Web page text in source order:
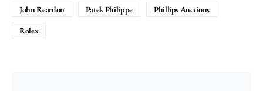
John Reardon
Patek Philippe
Phillips Auctions
Rolex